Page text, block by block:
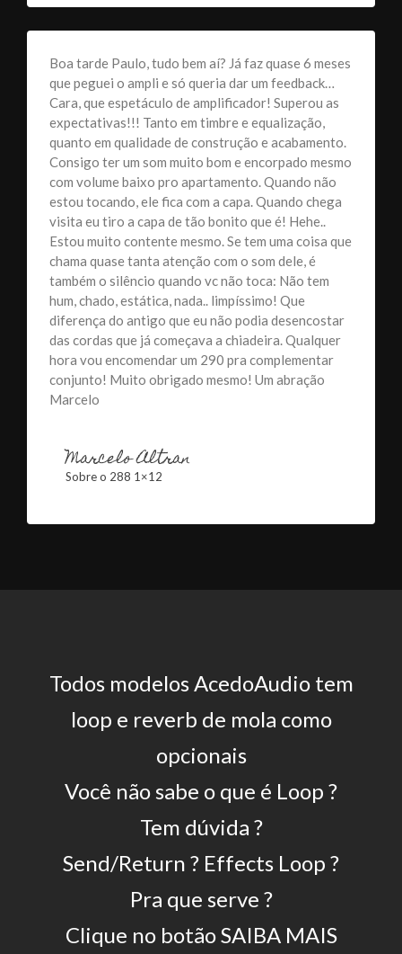
Boa tarde Paulo, tudo bem aí? Já faz quase 6 meses
que peguei o ampli e só queria dar um feedback…
Cara, que espetáculo de amplificador! Superou as
expectativas!!! Tanto em timbre e equalização,
quanto em qualidade de construção e acabamento.
Consigo ter um som muito bom e encorpado mesmo
com volume baixo pro apartamento. Quando não
estou tocando, ele fica com a capa. Quando chega
visita eu tiro a capa de tão bonito que é! Hehe..
Estou muito contente mesmo. Se tem uma coisa que
chama quase tanta atenção com o som dele, é
também o silêncio quando vc não toca: Não tem
hum, chado, estática, nada.. limpíssimo! Que
diferença do antigo que eu não podia desencostar
das cordas que já começava a chiadeira. Qualquer
hora vou encomendar um 290 pra complementar
conjunto! Muito obrigado mesmo! Um abração
Marcelo
Marcelo Altran
Sobre o 288 1×12
Todos modelos AcedoAudio tem
loop e reverb de mola como
opcionais
Você não sabe o que é Loop ?
Tem dúvida ?
Send/Return ? Effects Loop ?
Pra que serve ?
Clique no botão SAIBA MAIS